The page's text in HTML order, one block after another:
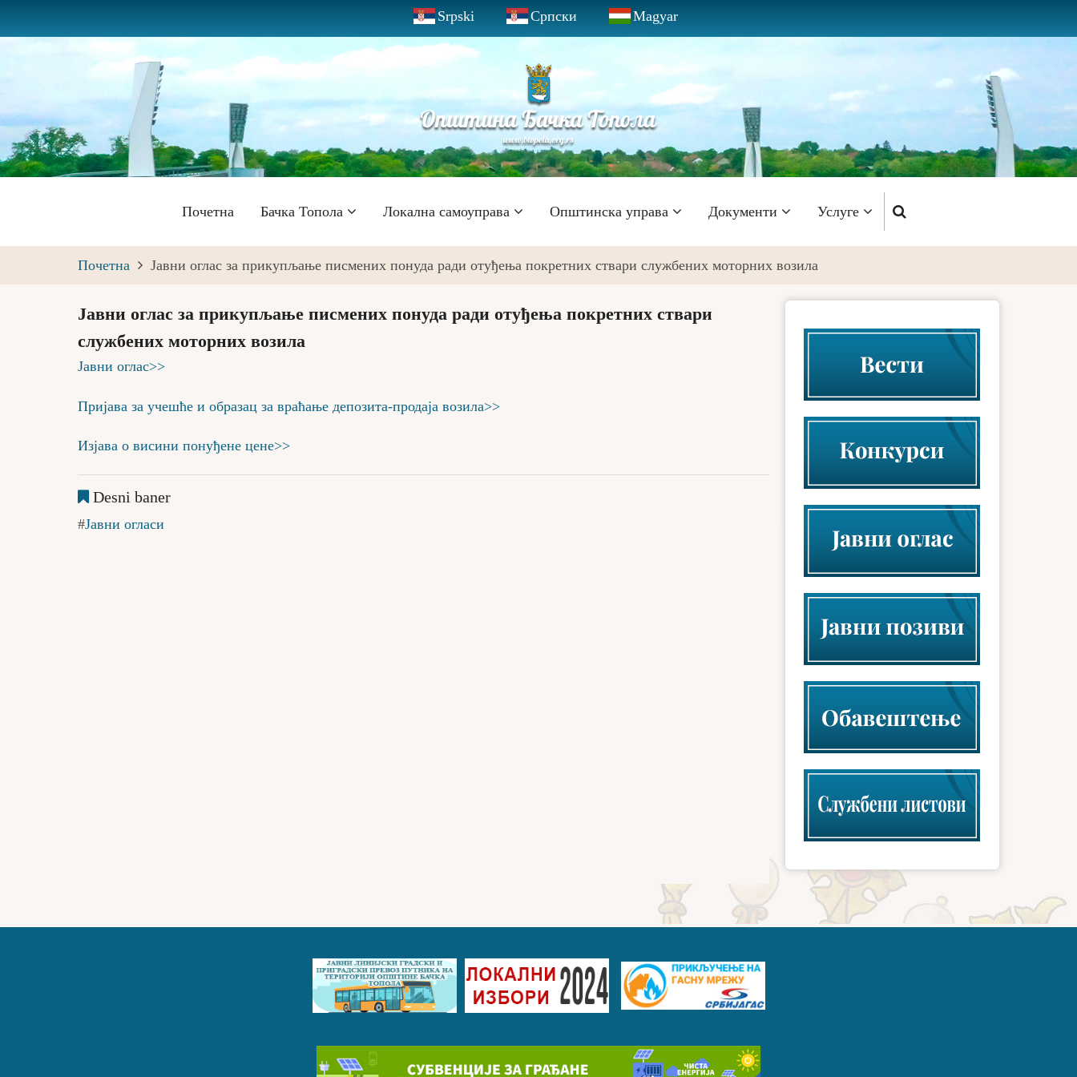
to
main
content
Srpski Српски Magyar
Главна
навигација
Почетна Бачка Топола Локална самоуправа Општинска управа Документи Услуге
Почетна Јавни оглас за прикупљање писмених понуда ради отуђења покретних ствари службених моторних возила
Јавни оглас за прикупљање писмених понуда ради отуђења покретних ствари
службених моторних возила
Јавни оглас>>
Пријава за учешће и образац за враћање депозита-продаја возила>>
Изјава о висини понуђене цене>>
Desni baner
Јавни огласи